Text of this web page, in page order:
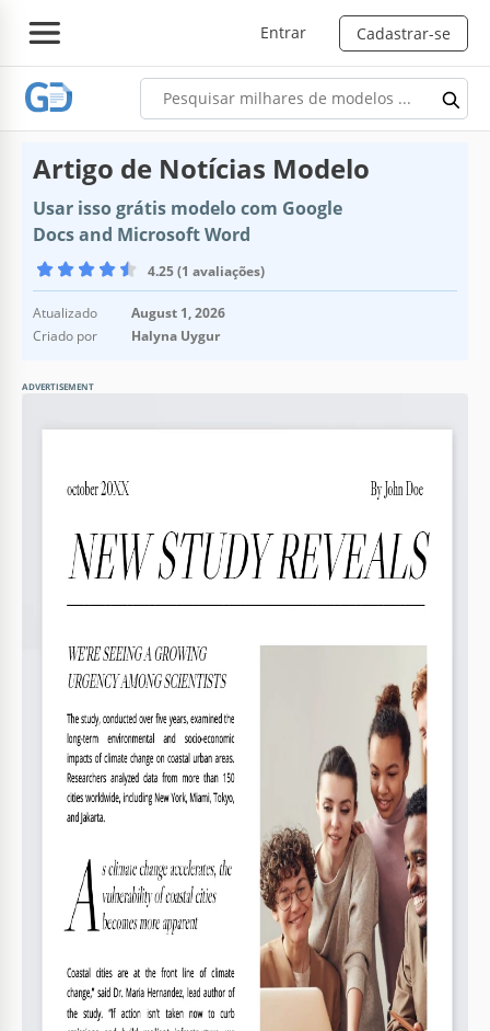
Entrar Cadastrar-se
Artigo de Notícias Modelo
Usar isso grátis modelo com Google
Docs and Microsoft Word
4.25 (1 avaliações)
Atualizado
August 1, 2026
Criado por
Halyna Uygur
ADVERTISEMENT